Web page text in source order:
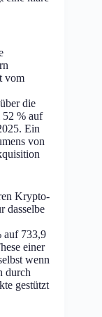
vom
über die
52 % auf
Ein
von
Krypto-
dasselbe
auf 733,9
einer
wenn
durch
gestützt